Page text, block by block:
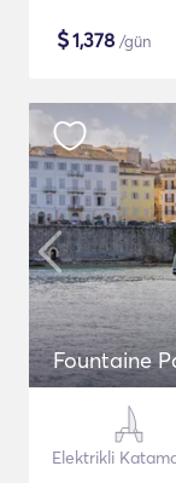
$1,378 /gün
Fountaine
Elektrikli